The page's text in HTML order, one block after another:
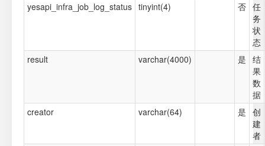
yesapi_infra_job_log_status tinyint(4) 否 任
务
状
态
result
varchar(4000) 是 结
果
数
据
creator
varchar(64) 是 创
建
者